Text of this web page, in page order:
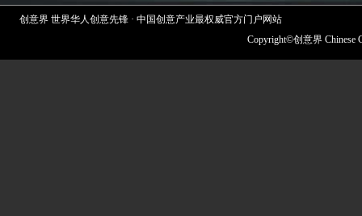
创意界 世界华人创意先锋 · 中国创意产业最权威官方门户网站
Copyright©创意界